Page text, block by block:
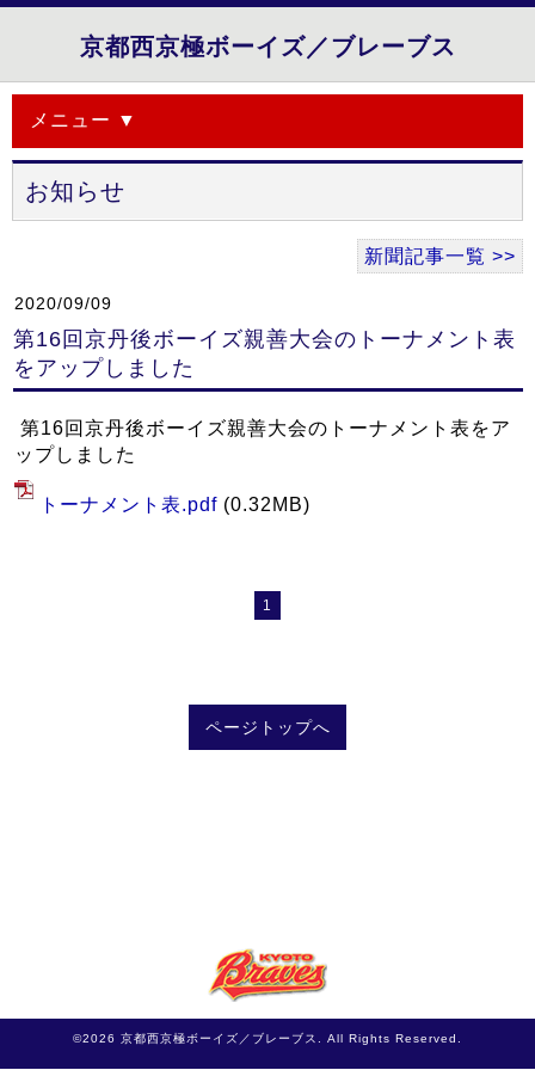
京都西京極ボーイズ／ブレーブス
メニュー ▼
お知らせ
新聞記事一覧 >>
2020/09/09
第16回京丹後ボーイズ親善大会のトーナメント表
をアップしました
第16回京丹後ボーイズ親善大会のトーナメント表をア
ップしました
トーナメント表.pdf (0.32MB)
1
ページトップへ
©2026 京都西京極ボーイズ／ブレーブス . All Rights Reserved.